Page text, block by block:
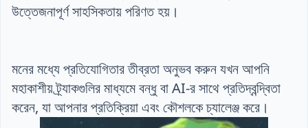
উত্তেজনাপূর্ণ সাহসিকতায় পরিণত হয়।
মনের মধ্যে প্রতিযোগিতার তীব্রতা অনুভব করুন যখন আপনি
মহাকাশীয় ট্র্যাকগুলির মাধ্যমে বন্ধু বা AI-র সাথে প্রতিদ্বন্দ্বিতা
করেন, যা আপনার প্রতিক্রিয়া এবং কৌশলকে চ্যালেঞ্জ করে।